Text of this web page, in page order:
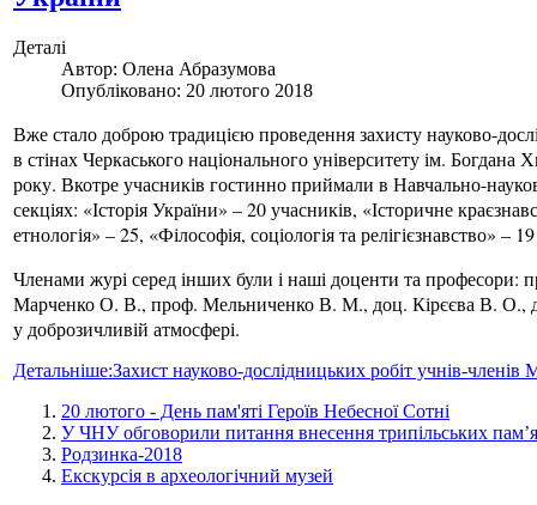
Деталі
Автор: Олена Абразумова
Опубліковано: 20 лютого 2018
Вже стало доброю традицією проведення захисту науково-
в стінах Черкаського національного університету ім.
року. Вкотре учасників гостинно приймали в Навчально-
секціях: «Історія України» – 20 учасників, «Історичне
етнологія» – 25, «Філософія, соціологія та релігієзнавство» –
Членами журі серед інших були і наші доценти та
Марченко О. В., проф. Мельниченко В. М., доц. Кірєєва В.
у доброзичливій атмосфері.
Детальніше:Захист науково-дослідницьких робіт учнів-членів
20 лютого - День пам'яті Героїв Небесної Сотні
У ЧНУ обговорили питання внесення трипільських
Родзинка-2018
Екскурсія в археологічний музей